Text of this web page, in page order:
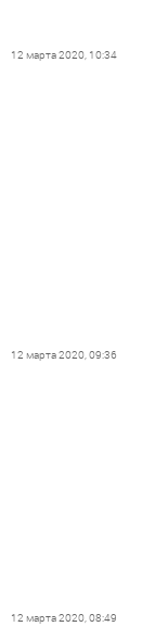
12 марта 2020, 10:34
12 марта 2020, 09:36
12 марта 2020, 08:49